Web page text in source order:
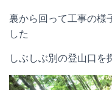
裏から回って工事の様
した
しぶしぶ別の登山口を